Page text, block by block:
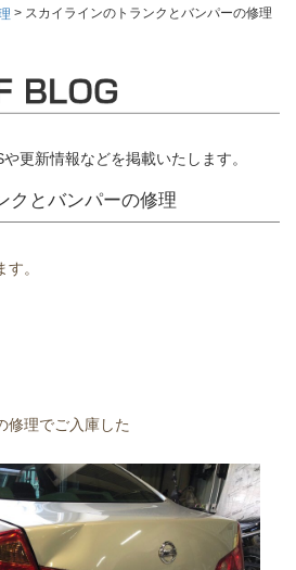
> スカイラインのトランクとバンパーの修理
更新情報などを掲載いたします。
クとバンパーの修理
。
修理でご入庫した